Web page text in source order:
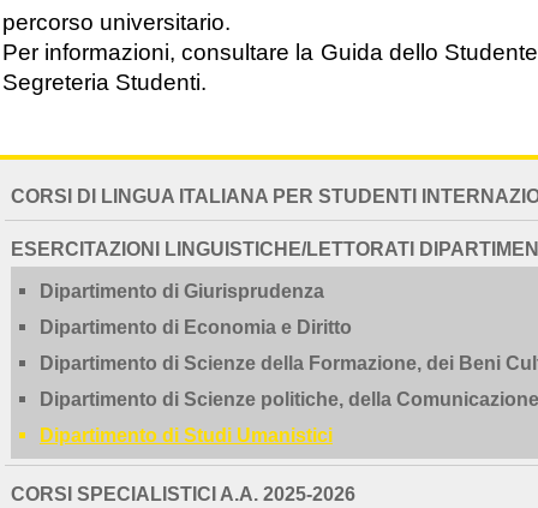
percorso universitario.
Per informazioni, consultare la Guida dello
Segreteria Studenti.
EXTENDED
CORSI DI LINGUA ITALIANA PER STUDENTI
ESERCITAZIONI LINGUISTICHE/LETTORATI
Dipartimento di Giurisprudenza
Dipartimento di Economia e Diritto
Dipartimento di Scienze della Formazione, dei Beni
Dipartimento di Scienze politiche, della
Dipartimento di Studi Umanistici
CORSI SPECIALISTICI A.A. 2025-2026